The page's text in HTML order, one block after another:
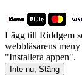
Lägg till Riddgem
webbläsarens
"Installera appen".
Inte nu, Stäng